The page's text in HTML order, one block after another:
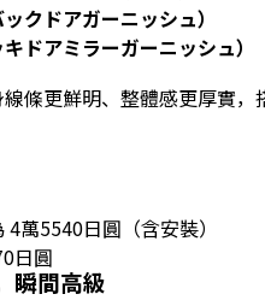
クドアガーニッシュ）
ドアミラーガーニッシュ）
條更鮮明、整體感更厚實
萬5540日圓（含安裝）
日圓
瞬間高級